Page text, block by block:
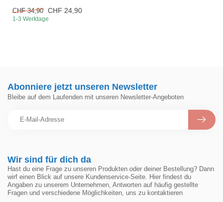
CHF 34,90 CHF 24,90
1-3 Werktage
Wir sind für dich da
Hast du eine Frage zu unseren Produkten oder deiner Bestellung? Dann
wirf einen Blick auf unsere Kundenservice-Seite. Hier findest du
Angaben zu unserem Unternehmen, Antworten auf häufig gestellte
Fragen und verschiedene Möglichkeiten, uns zu kontaktieren
Abonniere jetzt unseren Newsletter
Bleibe auf dem Laufenden mit unseren Newsletter-Angeboten